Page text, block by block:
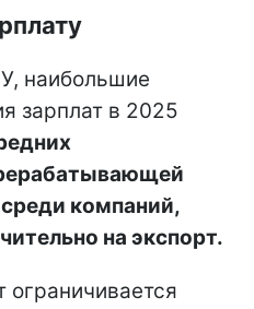
наибольшие
зарплат в 2025
компаний,
на экспорт.
ограничивается